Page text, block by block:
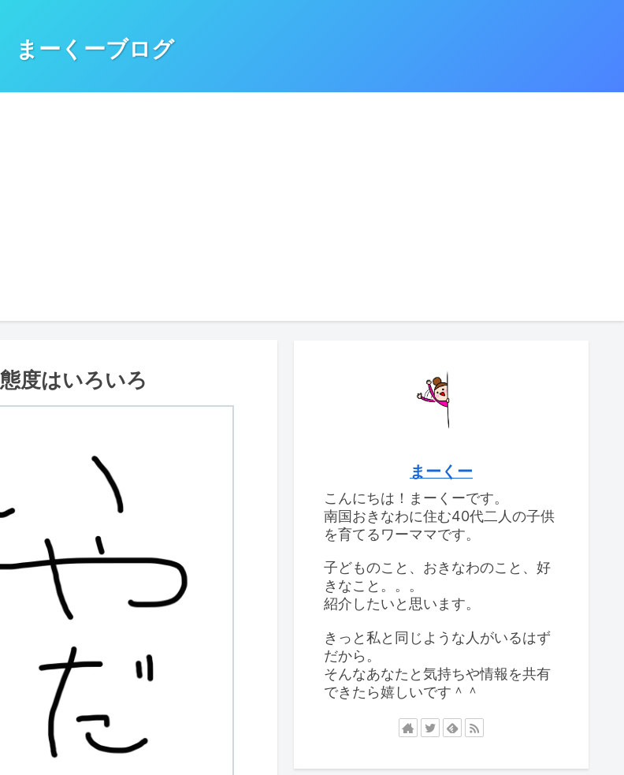
まーくーブログ
度はいろいろ
まーくー
こんにちは！まーくーです。
南国おきなわに住む40代二人の子供
を育てるワーママです。
子どものこと、おきなわのこと、好
きなこと。。。
紹介したいと思います。
きっと私と同じような人がいるはず
だから。
そんなあなたと気持ちや情報を共有
できたら嬉しいです＾＾